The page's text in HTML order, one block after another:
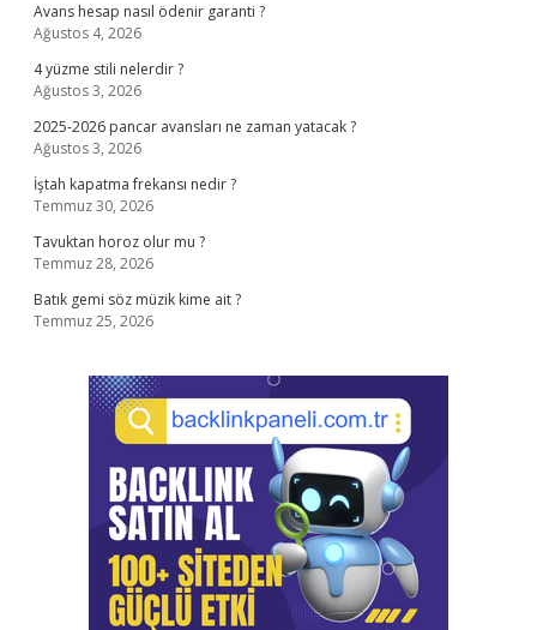
Avans hesap nasıl ödenir garanti ?
Ağustos 4, 2026
4 yüzme stili nelerdir ?
Ağustos 3, 2026
2025-2026 pancar avansları ne zaman yatacak ?
Ağustos 3, 2026
İştah kapatma frekansı nedir ?
Temmuz 30, 2026
Tavuktan horoz olur mu ?
Temmuz 28, 2026
Batık gemi söz müzik kime ait ?
Temmuz 25, 2026